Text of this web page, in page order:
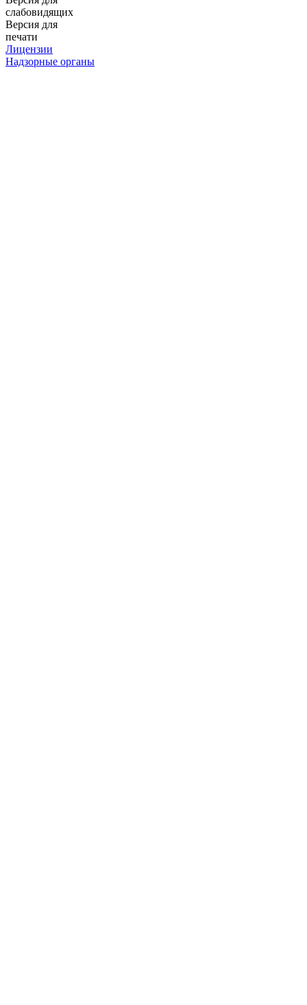
слабовидящих
Версия для
печати
Лицензии
Надзорные органы